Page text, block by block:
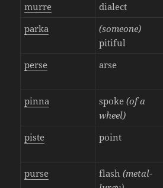
murre
dialect
parka
(someone)
pitiful
perse arse
pinna
spoke(of a
wheel)
piste point
purse
flash(metal­